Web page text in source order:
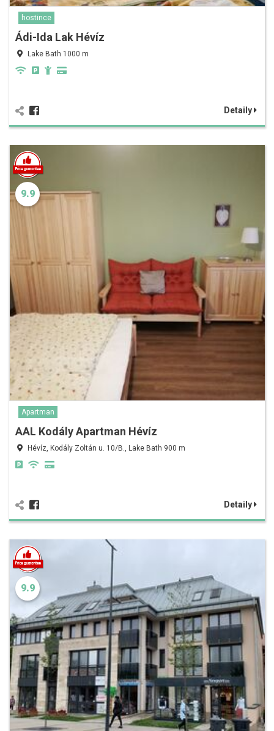
hostince
Ádi-Ida Lak Hévíz
Lake Bath 1000 m
Detaily
9.9
Apartman
AAL Kodály Apartman Hévíz
Hévíz, Kodály Zoltán u. 10/B., Lake Bath 900 m
Detaily
9.9